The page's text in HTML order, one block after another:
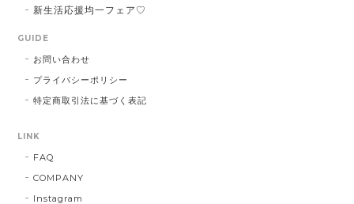
新生活応援均一フェア♡
GUIDE
お問い合わせ
プライバシーポリシー
特定商取引法に基づく表記
LINK
FAQ
COMPANY
Instagram